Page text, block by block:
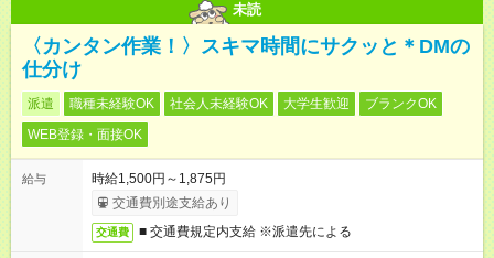
未読
〈カンタン作業！〉スキマ時間にサクッと＊DMの
仕分け
派遣 職種未経験OK 社会人未経験OK 大学生歓迎
ブランクOK
WEB登録・面接OK
給与
時給1,500円～1,875円
交通費別途支給あり
交通費 ■ 交通費規定内支給 ※派遣先による